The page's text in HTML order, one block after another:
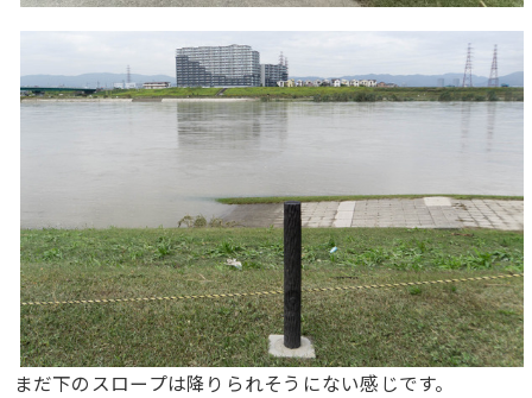
まだ下のスロープは降りられそうにない感じです。